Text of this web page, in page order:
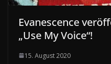
Evanescence
„Use My Voice“!
15. August 2020